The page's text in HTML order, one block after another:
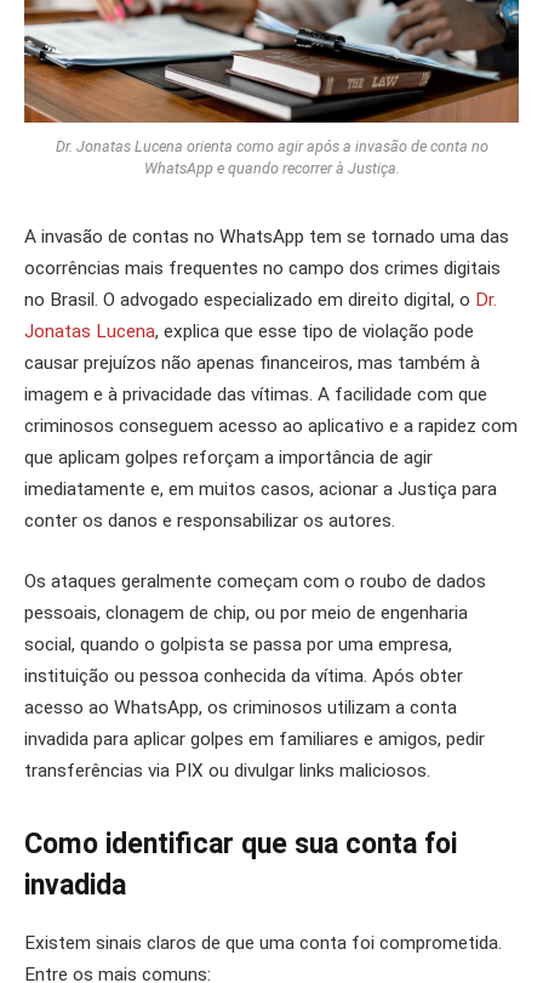
Dr. Jonatas Lucena orienta como agir após a invasão de conta no
WhatsApp e quando recorrer à Justiça.
A invasão de contas no WhatsApp tem se tornado uma das
ocorrências mais frequentes no campo dos crimes digitais
no Brasil. O advogado especializado em direito digital, o Dr.
Jonatas Lucena, explica que esse tipo de violação pode
causar prejuízos não apenas financeiros, mas também à
imagem e à privacidade das vítimas. A facilidade com que
criminosos conseguem acesso ao aplicativo e a rapidez com
que aplicam golpes reforçam a importância de agir
imediatamente e, em muitos casos, acionar a Justiça para
conter os danos e responsabilizar os autores.
Os ataques geralmente começam com o roubo de dados
pessoais, clonagem de chip, ou por meio de engenharia
social, quando o golpista se passa por uma empresa,
instituição ou pessoa conhecida da vítima. Após obter
acesso ao WhatsApp, os criminosos utilizam a conta
invadida para aplicar golpes em familiares e amigos, pedir
transferências via PIX ou divulgar links maliciosos.
Como identificar que sua conta foi
invadida
Existem sinais claros de que uma conta foi comprometida.
Entre os mais comuns: